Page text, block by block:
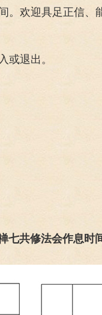
。欢迎具足正信、
或退出。
七共修法会作息时